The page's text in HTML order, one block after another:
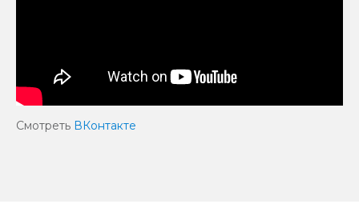
Смотреть ВКонтакте